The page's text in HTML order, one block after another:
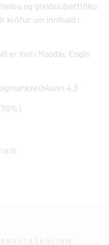
og greiðsluþátttöku
kröfur um innihald í
er inni í Moodle. Engin
4.5